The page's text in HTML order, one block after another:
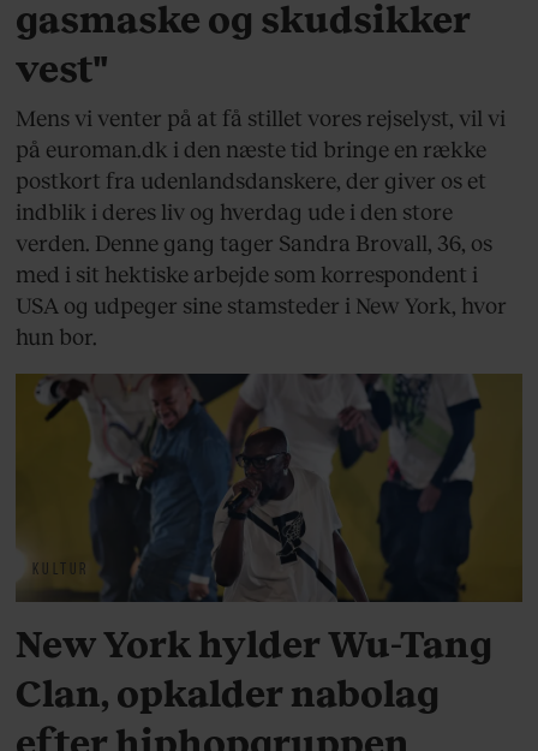
gasmaske og skudsikker
vest"
Mens vi venter på at få stillet vores rejselyst, vil vi
på euroman.dk i den næste tid bringe en række
postkort fra udenlandsdanskere, der giver os et
indblik i deres liv og hverdag ude i den store
verden. Denne gang tager Sandra Brovall, 36, os
med i sit hektiske arbejde som korrespondent i
USA og udpeger sine stamsteder i New York, hvor
hun bor.
KULTUR
New York hylder Wu-Tang
Clan, opkalder nabolag
efter hiphopgruppen